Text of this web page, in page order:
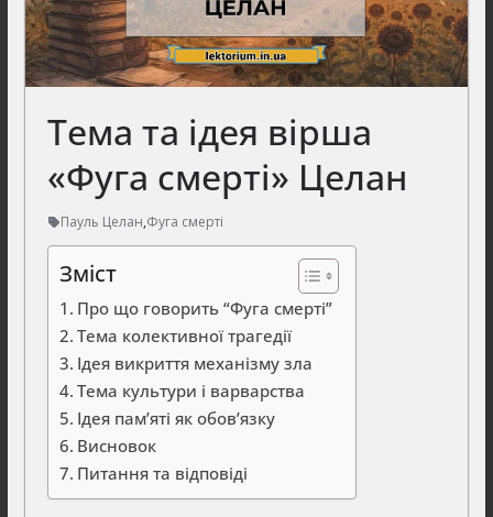
Тема та ідея вірша
«Фуга смерті» Целан
Пауль Целан,Фуга смерті
Зміст
Про що говорить “Фуга смерті”
Тема колективної трагедії
Ідея викриття механізму зла
Тема культури і варварства
Ідея пам’яті як обов’язку
Висновок
Питання та відповіді